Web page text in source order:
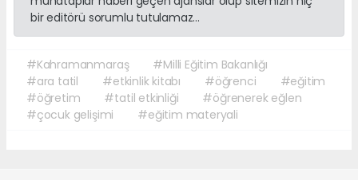
bir editörü sorumlu tutulamaz...
#Kahramanmaraş
#Milli Eğitim Bakanlığı
#ara tatil
#etkinlik kitabı #öğrenci
#eğitim
#öğretim
#tatil etkinliği
#öğrenerek eğlen
#çocuk gelişimi
#eğitim materyali